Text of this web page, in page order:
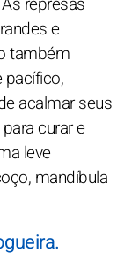
e
também
pacífico,
acalmar seus
curar e
leve
mandíbula